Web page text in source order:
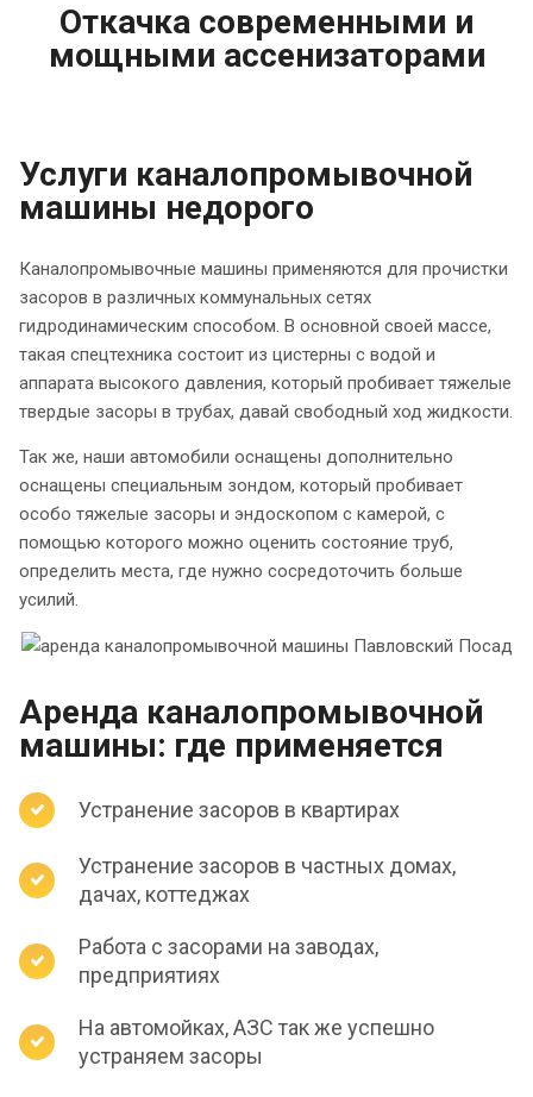
Откачка современными и
мощными ассенизаторами
Услуги каналопромывочной
машины недорого
Каналопромывочные машины применяются для прочистки
засоров в различных коммунальных сетях
гидродинамическим способом. В основной своей массе,
такая спецтехника состоит из цистерны с водой и
аппарата высокого давления, который пробивает тяжелые
твердые засоры в трубах, давай свободный ход жидкости.
Так же, наши автомобили оснащены дополнительно
оснащены специальным зондом, который пробивает
особо тяжелые засоры и эндоскопом с камерой, с
помощью которого можно оценить состояние труб,
определить места, где нужно сосредоточить больше
усилий.
Аренда каналопромывочной
машины: где применяется
Устранение засоров в квартирах
Устранение засоров в частных домах,
дачах, коттеджах
Работа с засорами на заводах,
предприятиях
На автомойках, АЗС так же успешно
устраняем засоры